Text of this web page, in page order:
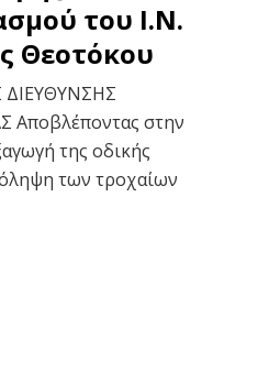
του Ι.Ν.
Θεοτόκου
στην
της οδικής
των τροχαίων